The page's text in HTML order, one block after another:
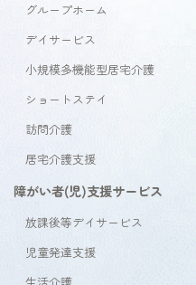
グループホーム
デイサービス
小規模多機能型居宅介護
ショートステイ
訪問介護
居宅介護支援
障がい者(児)支援サービス
放課後等デイサービス
児童発達支援